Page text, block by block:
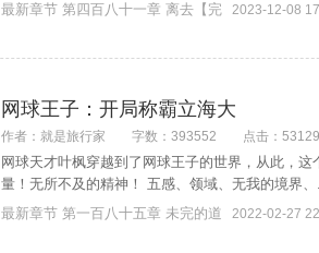
最新章节 第四百八十一章 离去【完
2023-12-08
网球王子：开局称霸立海大
作者：就是旅行家 字数：393552 点击：
网球天才叶枫穿越到了网球王子的世界，从此，
量！无所不及的精神！ 五感、领域、无我的境界
最新章节 第一百八十五章 未完的道
2022-02-27